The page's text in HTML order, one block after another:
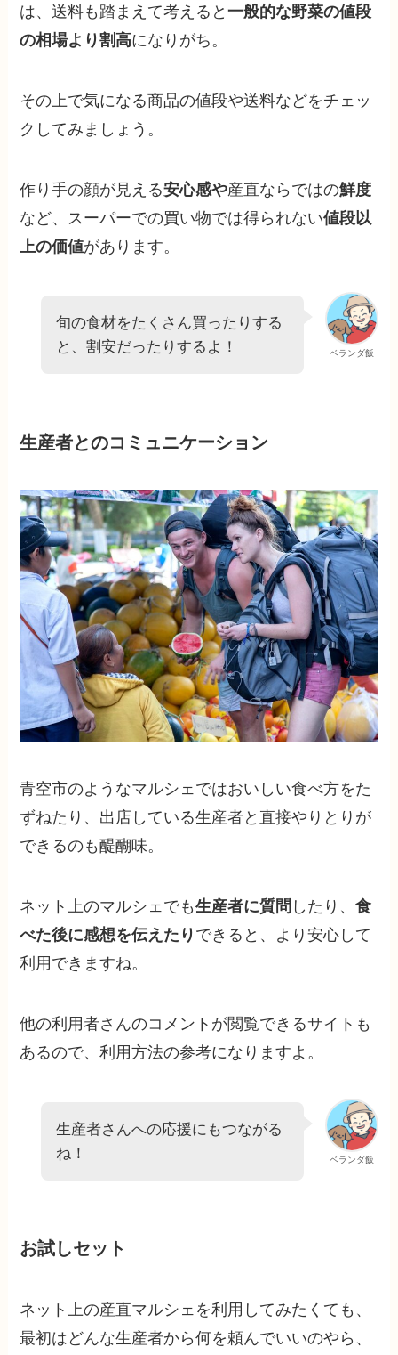
は、送料も踏まえて考えると一般的な野菜の値段
の相場より割高になりがち。
その上で気になる商品の値段や送料などをチェッ
クしてみましょう。
作り手の顔が見える安心感や産直ならではの鮮度
など、スーパーでの買い物では得られない値段以
上の価値があります。
ベランダ飯
旬の食材をたくさん買ったりする
と、割安だったりするよ！
生産者とのコミュニケーション
青空市のようなマルシェではおいしい食べ方をた
ずねたり、出店している生産者と直接やりとりが
できるのも醍醐味。
ネット上のマルシェでも生産者に質問 したり、食
べた後に感想を伝えたり できると、より安心して
利用できますね。
他の利用者さんのコメントが閲覧できるサイトも
あるので、利用方法の参考になりますよ。
ベランダ飯
生産者さんへの応援にもつながる
ね！
お試しセット
ネット上の産直マルシェを利用してみたくても、
最初はどんな生産者から何を頼んでいいのやら、